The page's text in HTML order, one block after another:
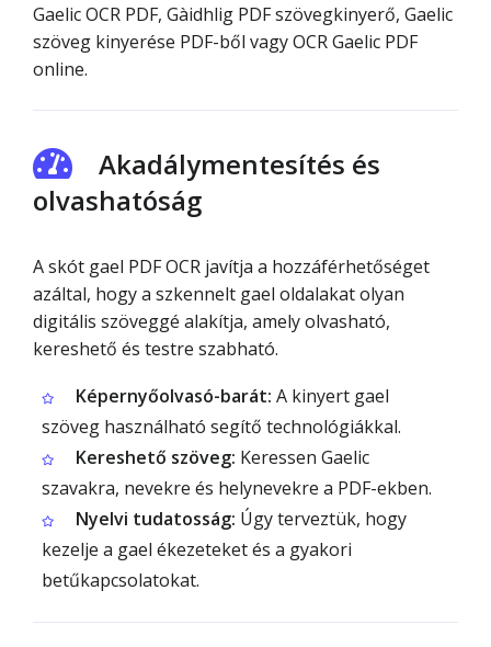
Gaelic OCR PDF, Gàidhlig PDF szövegkinyerő, Gaelic
szöveg kinyerése PDF-ből vagy OCR Gaelic PDF
online.
Akadálymentesítés és
olvashatóság
A skót gael PDF OCR javítja a hozzáférhetőséget
azáltal, hogy a szkennelt gael oldalakat olyan
digitális szöveggé alakítja, amely olvasható,
kereshető és testre szabható.
Képernyőolvasó-barát: A kinyert gael
szöveg használható segítő technológiákkal.
Kereshető szöveg: Keressen Gaelic
szavakra, nevekre és helynevekre a PDF-ekben.
Nyelvi tudatosság: Úgy terveztük, hogy
kezelje a gael ékezeteket és a gyakori
betűkapcsolatokat.